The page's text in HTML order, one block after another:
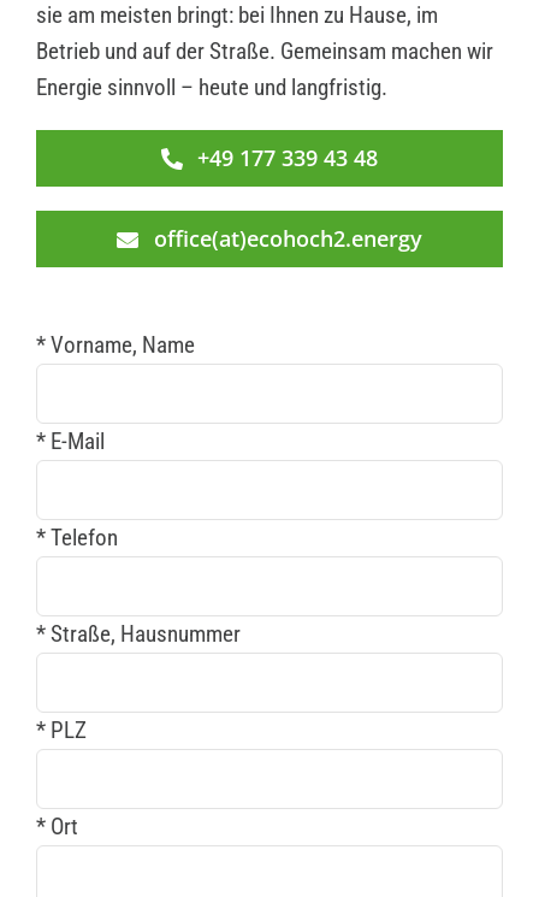
sie am meisten bringt: bei Ihnen zu Hause, im
Betrieb und auf der Straße. Gemeinsam machen wir
Energie sinnvoll – heute und langfristig.
+49 177 339 43 48
office(at)ecohoch2.energy
* Vorname, Name
* E-Mail
* Telefon
* Straße, Hausnummer
* PLZ
* Ort